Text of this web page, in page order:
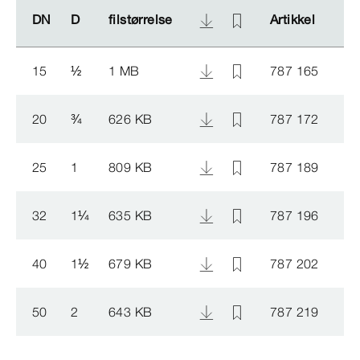
DN D filstørrelse Artikkel
DN D filstørrelse Artikkel
15 ½ 1 MB 787 165
20 ¾ 626 KB 787 172
25 1 809 KB 787 189
32 1¼ 635 KB 787 196
40 1½ 679 KB 787 202
50 2 643 KB 787 219